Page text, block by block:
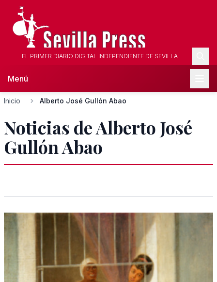
EL PRIMER DIARIO DIGITAL INDEPENDIENTE DE SEVILLA
Menú
Inicio Alberto José Gullón Abao
Noticias de Alberto José
Gullón Abao